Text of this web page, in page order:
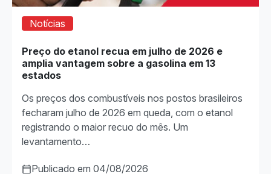
Notícias
Preço do etanol recua em julho de 2026 e
amplia vantagem sobre a gasolina em 13
estados
Os preços dos combustíveis nos postos brasileiros
fecharam julho de 2026 em queda, com o etanol
registrando o maior recuo do mês. Um
levantamento…
Publicado em 04/08/2026